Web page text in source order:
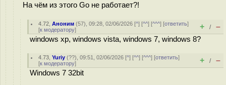
На чём из этого Go не работает?!
4.72 ,Аноним (57), 09:28, 02/06/2026 [^] [^^] [^^^] [ответить]
[к модератору] + / –
windows xp, windows vista, windows 7, windows 8?
4.73 ,Yuriy (??), 09:51, 02/06/2026 [^] [^^] [^^^] [ответить]
[к модератору] + / –
Windows 7 32bit